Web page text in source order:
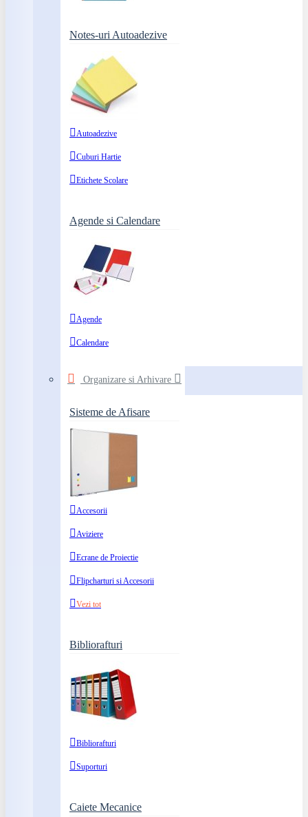
Notes-uri Autoadezive
Autoadezive
Cuburi Hartie
Etichete Scolare
Agende si Calendare
Agende
Calendare
Organizare si Arhivare
Sisteme de Afisare
Accesorii
Aviziere
Ecrane de Proiectie
Flipcharturi si Accesorii
Vezi tot
Bibliorafturi
Bibliorafturi
Suporturi
Caiete Mecanice